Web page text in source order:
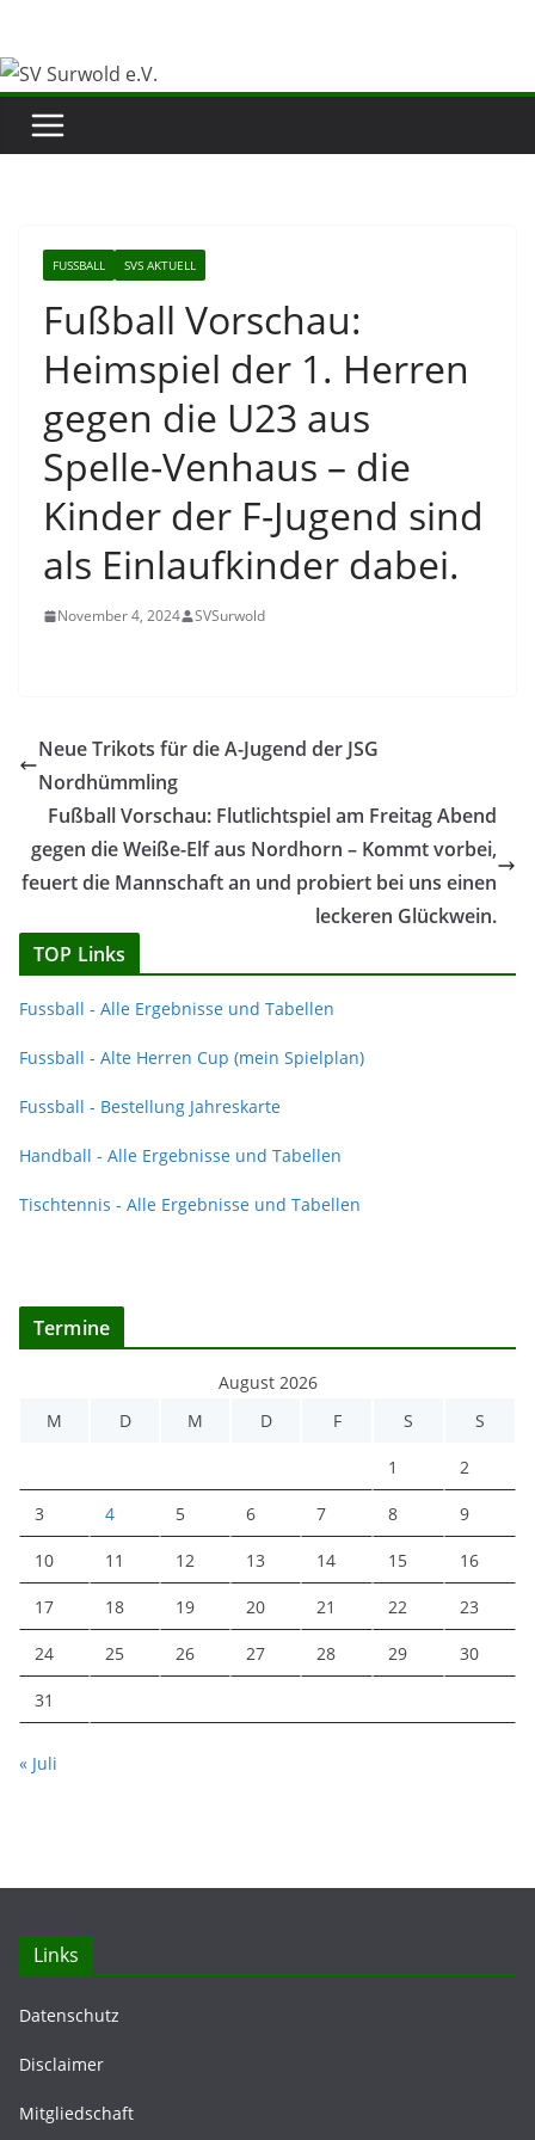
springen
FUSSBALL SVS AKTUELL
Fußball Vorschau:
Heimspiel der 1. Herren
gegen die U23 aus
Spelle-Venhaus – die
Kinder der F-Jugend sind
als Einlaufkinder dabei.
November 4, 2024 SVSurwold
Neue Trikots für die A-Jugend der JSG
Nordhümmling
Fußball Vorschau: Flutlichtspiel am Freitag Abend
gegen die Weiße-Elf aus Nordhorn – Kommt vorbei,
feuert die Mannschaft an und probiert bei uns einen
leckeren Glückwein.
TOP Links
Fussball - Alle Ergebnisse und Tabellen
Fussball - Alte Herren Cup (mein Spielplan)
Fussball - Bestellung Jahreskarte
Handball - Alle Ergebnisse und Tabellen
Tischtennis - Alle Ergebnisse und Tabellen
Termine
August 2026
M
D M D F S S
1 2
3 4 5 6 7 8 9
10 11 12 13 14 15 16
17 18 19 20 21 22 23
24 25 26 27 28 29 30
31
« Juli
Links
Datenschutz
Disclaimer
Mitgliedschaft